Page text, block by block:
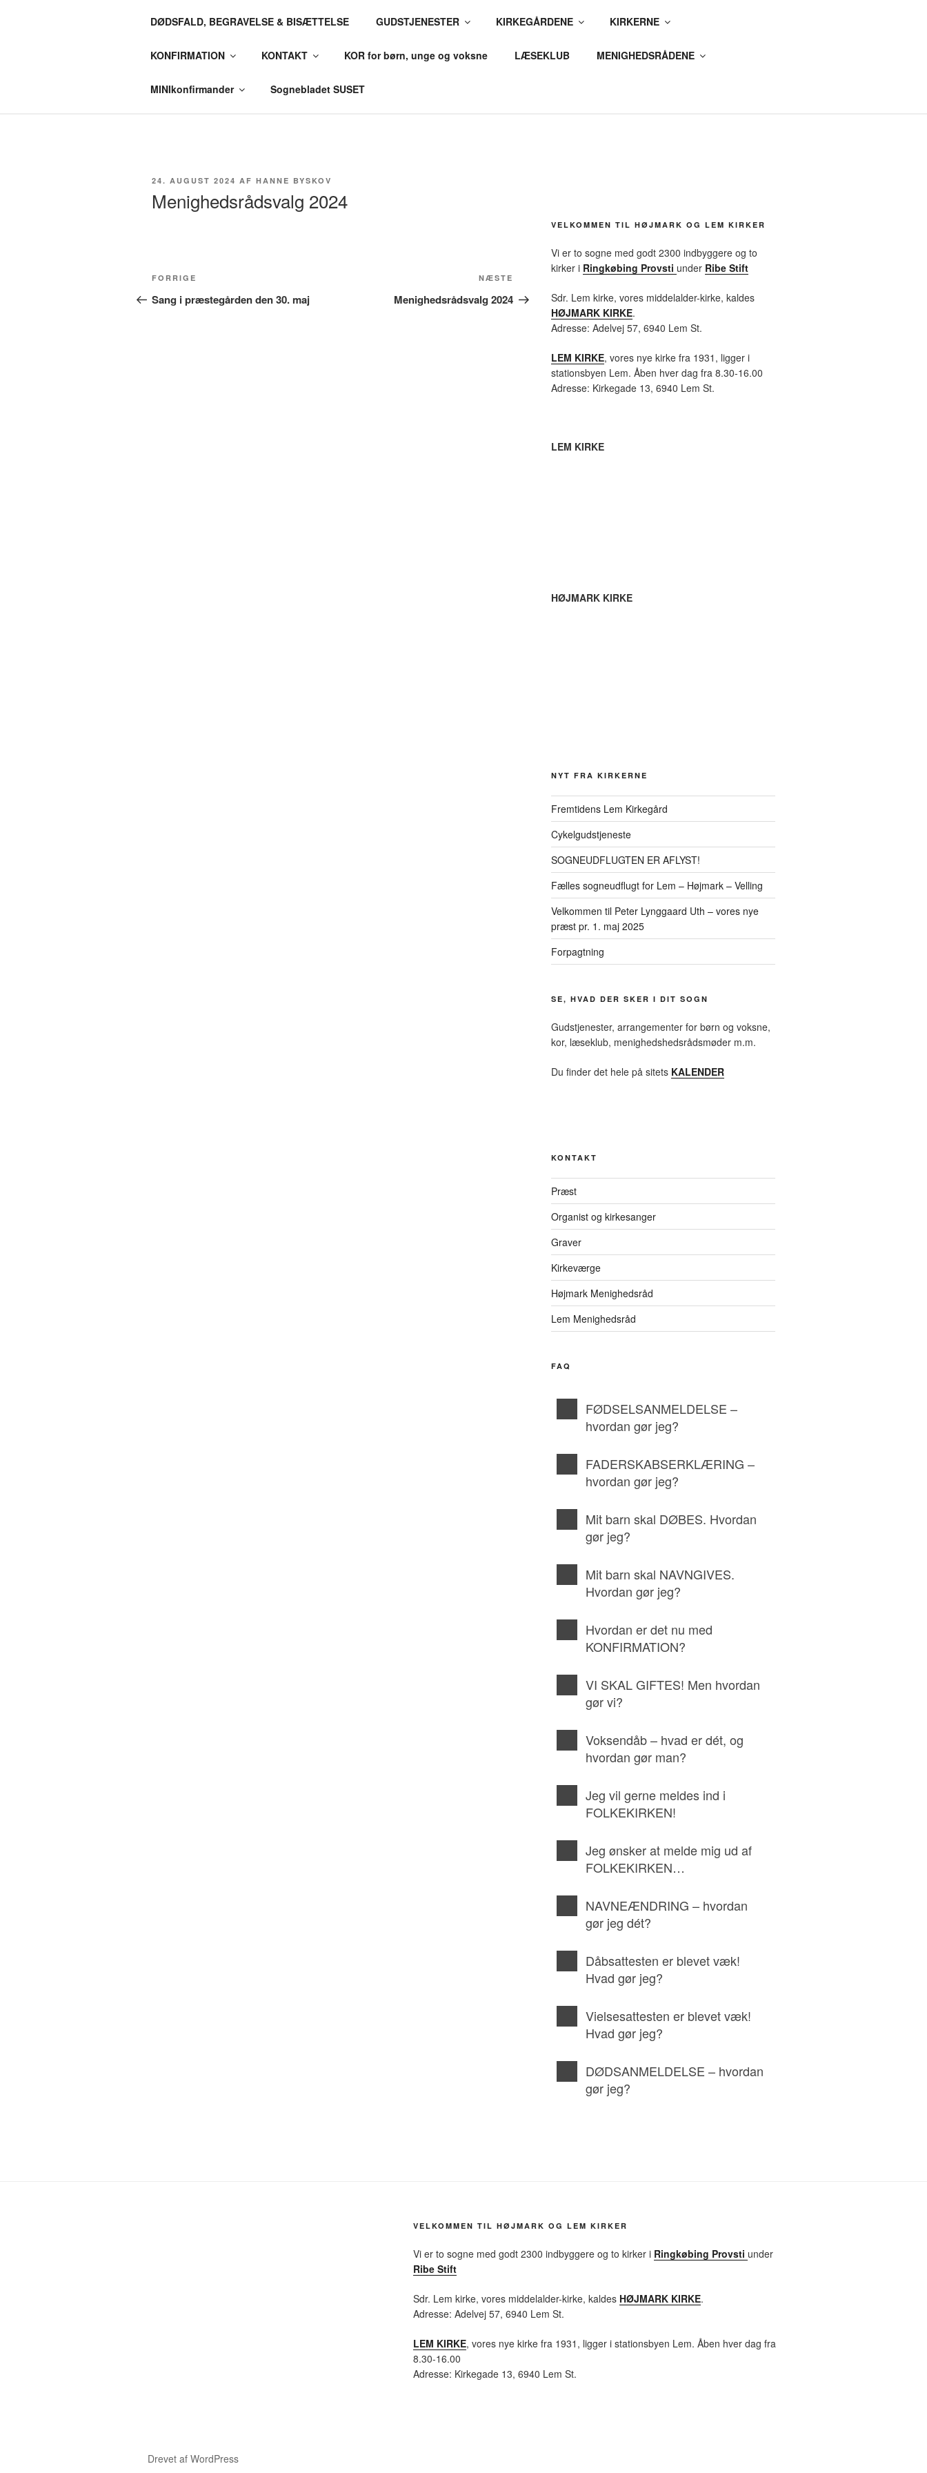
HØJMARK OG LEM KIRKER
DØDSFALD, BEGRAVELSE & BISÆTTELSE GUDSTJENESTER KIRKEGÅRDENE KIRKERNE
KONFIRMATION KONTAKT KOR for børn, unge og voksne LÆSEKLUB MENIGHEDSRÅDENE
MINIkonfirmander Sognebladet SUSET
UDGIVET
24. AUGUST 2024 AF HANNE BYSKOV
Menighedsrådsvalg 2024
Indlægsnavigation
Forrige
indlæg
FORRIGE
Sang i præstegården den 30. maj
indlæg
NÆSTE
Menighedsrådsvalg 2024
VELKOMMEN TIL HØJMARK OG LEM KIRKER
Vi er to sogne med godt 2300 indbyggere og to
kirker i Ringkøbing Provsti under Ribe Stift
Sdr. Lem kirke, vores middelalder-kirke, kaldes
HØJMARK KIRKE.
Adresse: Adelvej 57, 6940 Lem St.
LEM KIRKE, vores nye kirke fra 1931, ligger i
stationsbyen Lem. Åben hver dag fra 8.30-16.00
Adresse: Kirkegade 13, 6940 Lem St.
LEM KIRKE
HØJMARK KIRKE
NYT FRA KIRKERNE
Fremtidens Lem Kirkegård
Cykelgudstjeneste
SOGNEUDFLUGTEN ER AFLYST!
Fælles sogneudflugt for Lem – Højmark – Velling
Velkommen til Peter Lynggaard Uth – vores nye
præst pr. 1. maj 2025
Forpagtning
SE, HVAD DER SKER I DIT SOGN
Gudstjenester, arrangementer for børn og voksne,
kor, læseklub, menighedshedsrådsmøder m.m.
Du finder det hele på sitets KALENDER
KONTAKT
Præst
Organist og kirkesanger
Graver
Kirkeværge
Højmark Menighedsråd
Lem Menighedsråd
FAQ
FØDSELSANMELDELSE –
hvordan gør jeg?
FADERSKABSERKLÆRING –
hvordan gør jeg?
Mit barn skal DØBES. Hvordan
gør jeg?
Mit barn skal NAVNGIVES.
Hvordan gør jeg?
Hvordan er det nu med
KONFIRMATION?
VI SKAL GIFTES! Men hvordan
gør vi?
Voksendåb – hvad er dét, og
hvordan gør man?
Jeg vil gerne meldes ind i
FOLKEKIRKEN!
Jeg ønsker at melde mig ud af
FOLKEKIRKEN…
NAVNEÆNDRING – hvordan
gør jeg dét?
Dåbsattesten er blevet væk!
Hvad gør jeg?
Vielsesattesten er blevet væk!
Hvad gør jeg?
DØDSANMELDELSE – hvordan
gør jeg?
VELKOMMEN TIL HØJMARK OG LEM KIRKER
Vi er to sogne med godt 2300 indbyggere og to kirker i Ringkøbing Provsti under
Ribe Stift
Sdr. Lem kirke, vores middelalder-kirke, kaldes HØJMARK KIRKE.
Adresse: Adelvej 57, 6940 Lem St.
LEM KIRKE, vores nye kirke fra 1931, ligger i stationsbyen Lem. Åben hver dag fra
8.30-16.00
Adresse: Kirkegade 13, 6940 Lem St.
Drevet af WordPress